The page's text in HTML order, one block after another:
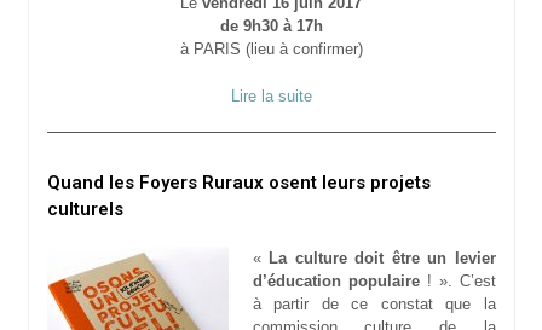
de 9h30 à 17h
à PARIS (lieu à confirmer)
Lire la suite
Quand les Foyers Ruraux osent leurs projets
culturels
« La culture doit être un levier
d’éducation populaire! ». C’est
à partir de ce constat que la